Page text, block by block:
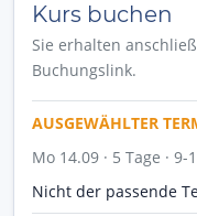
Kurs buchen
Sie erhalten
Buchungslink.
AUSGEWÄHLTER
Mo 14.09 · 5 Tage · 9-
Nicht der passende